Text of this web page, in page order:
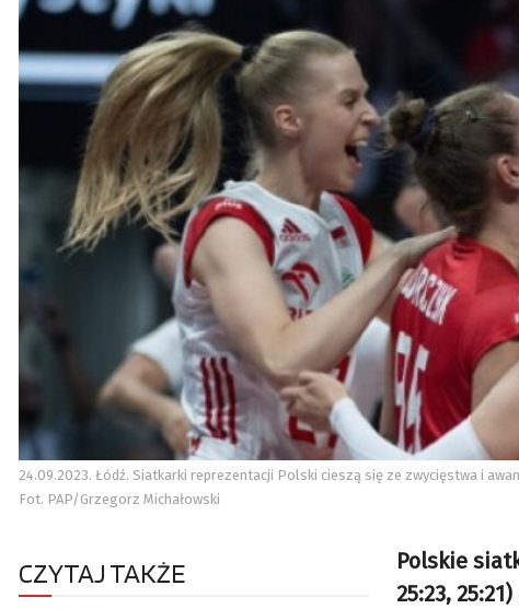
24.09.2023. Łódź. Siatkarki reprezentacji Polski cieszą się ze zwycięstwa i
Fot. PAP/Grzegorz Michałowski
CZYTAJ TAKŻE
Polskie
25:23,